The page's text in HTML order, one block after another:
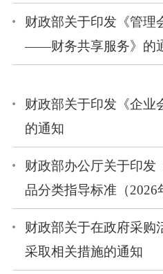
财政部关于印发《管理
——财务共享服务》的
财政部关于印发《企业
的通知
财政部办公厅关于印发
品分类指导标准（2026
财政部关于在政府采购
采取相关措施的通知